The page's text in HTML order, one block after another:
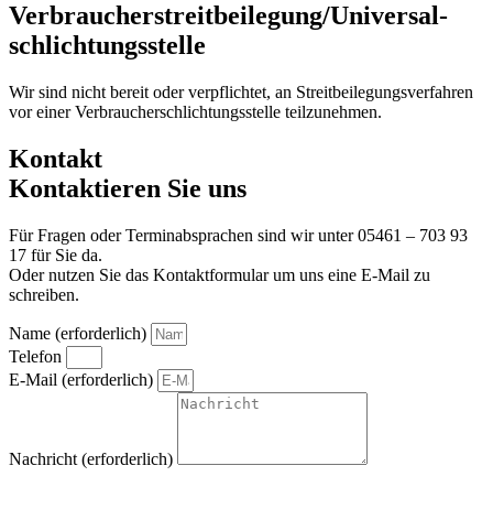
Verbraucher­streit­beilegung/Universal­
schlichtungs­stelle
Wir sind nicht bereit oder verpflichtet, an Streitbeilegungsverfahren
vor einer Verbraucherschlichtungsstelle teilzunehmen.
Kontakt
Kontaktieren Sie uns
Für Fragen oder Terminabsprachen sind wir unter 05461 – 703 93
17 für Sie da.
Oder nutzen Sie das Kontaktformular um uns eine E-Mail zu
schreiben.
Name (erforderlich)
Telefon
E-Mail (erforderlich)
Nachricht (erforderlich)